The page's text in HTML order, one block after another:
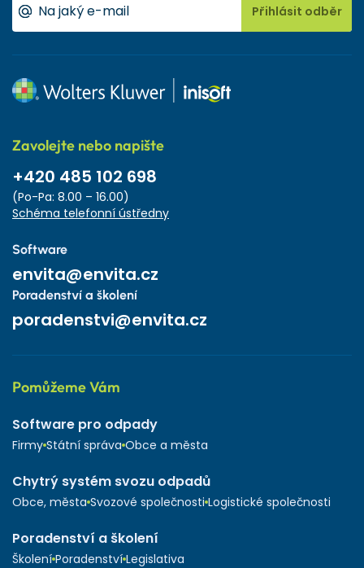
Přihlásit odběr
Zavolejte nebo napište
+420 485 102 698
(Po-Pa: 8.00 – 16.00)
Schéma telefonní ústředny
Software
envita@envita.cz
Poradenství a školení
poradenstvi@envita.cz
Pomůžeme Vám
Software pro odpady
Firmy Státní správa Obce a města
Chytrý systém svozu odpadů
Obce, města Svozové společnosti Logistické společnosti
Poradenství a školení
Školení Poradenství Legislativa